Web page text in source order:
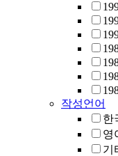
작성언어
한
영
기